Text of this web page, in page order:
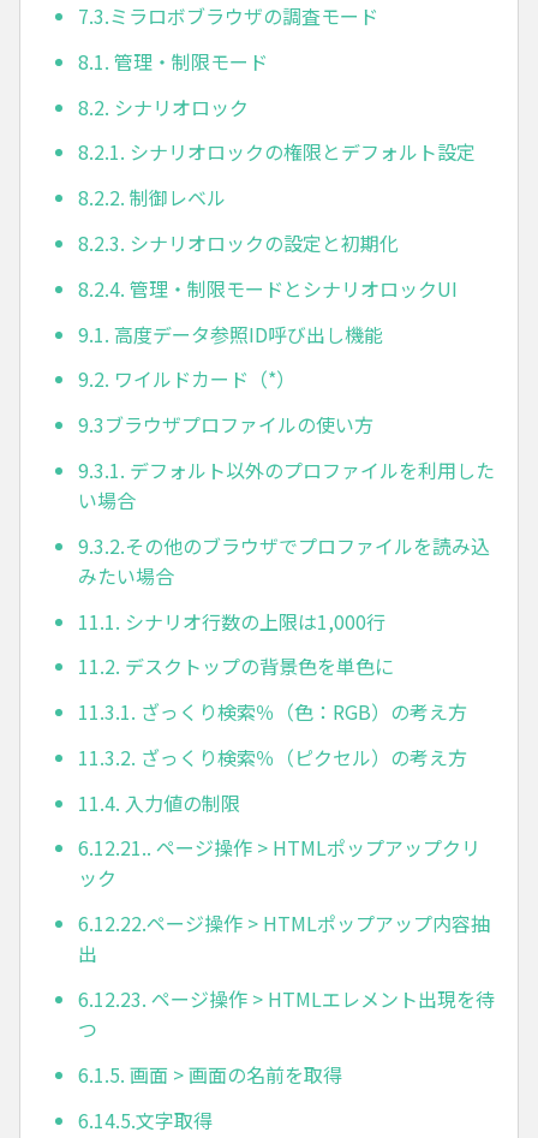
7.3.ミラロボブラウザの調査モード
8.1. 管理・制限モード
8.2. シナリオロック
8.2.1. シナリオロックの権限とデフォルト設定
8.2.2. 制御レベル
8.2.3. シナリオロックの設定と初期化
8.2.4. 管理・制限モードとシナリオロックUI
9.1. 高度データ参照ID呼び出し機能
9.2. ワイルドカード（*）
9.3ブラウザプロファイルの使い方
9.3.1. デフォルト以外のプロファイルを利用した
い場合
9.3.2.その他のブラウザでプロファイルを読み込
みたい場合
11.1. シナリオ行数の上限は1,000行
11.2. デスクトップの背景色を単色に
11.3.1. ざっくり検索％（色：RGB）の考え方
11.3.2. ざっくり検索％（ピクセル）の考え方
11.4. 入力値の制限
6.12.21.. ページ操作 > HTMLポップアップクリ
ック
6.12.22.ページ操作 > HTMLポップアップ内容抽
出
6.12.23. ページ操作 > HTMLエレメント出現を待
つ
6.1.5. 画面 > 画面の名前を取得
6.14.5.文字取得